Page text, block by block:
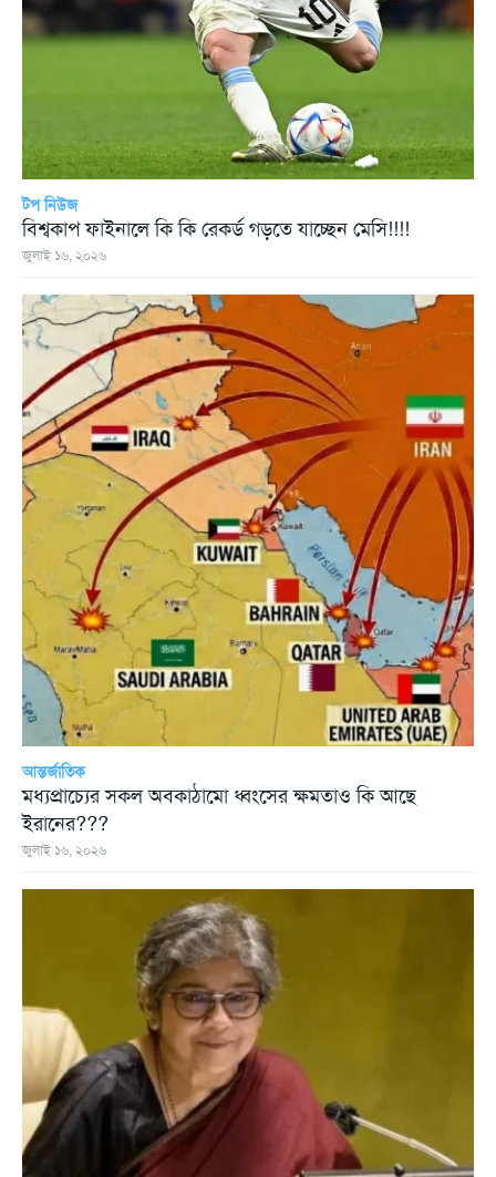
টপ নিউজ
বিশ্বকাপ ফাইনালে কি কি রেকর্ড গড়তে যাচ্ছেন মেসি!!!!
জুলাই ১৬, ২০২৬
আন্তর্জাতিক
মধ্যপ্রাচ্যের সকল অবকাঠামো ধ্বংসের ক্ষমতাও কি আছে
ইরানের???
জুলাই ১৬, ২০২৬